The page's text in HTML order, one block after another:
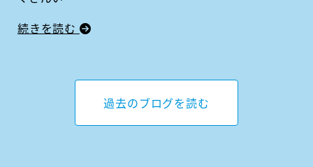
続きを読む
過去のブログを読む